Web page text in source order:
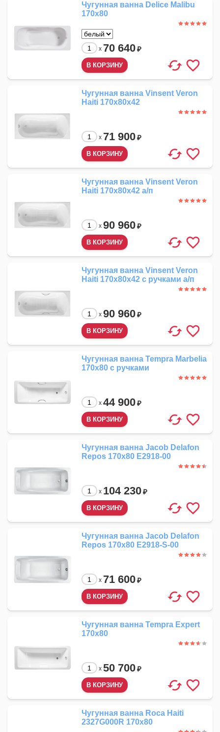
Чугунная ванна Delice Malibu
170x80
x 70 640₽
Чугунная ванна Vinsent Veron
Haiti 170x80x42
x 71 900₽
Чугунная ванна Vinsent Veron
Haiti 170x80x42 а/п
x 90 960₽
Чугунная ванна Vinsent Veron
Haiti 170x80x42 с ручками а/п
x 90 960₽
Чугунная ванна Tempra Marbelia
170x80 с ручками
x 44 900₽
Чугунная ванна Jacob Delafon
Repos 170x80 E2918-00
x 104 230₽
Чугунная ванна Jacob Delafon
Repos 170x80 E2918-S-00
x 71 600₽
Чугунная ванна Tempra Expert
170x80
x 50 700₽
Чугунная ванна Roca Haiti
2327G000R 170x80